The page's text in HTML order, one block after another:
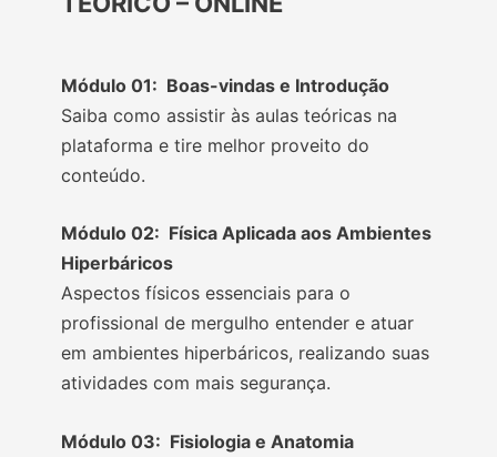
Módulo 01: Boas-vindas e Introdução
Saiba como assistir às aulas teóricas na
plataforma e tire melhor proveito do
conteúdo.
Módulo 02: Física Aplicada aos Ambientes
Hiperbáricos
Aspectos físicos essenciais para o
profissional de mergulho entender e atuar
em ambientes hiperbáricos, realizando suas
atividades com mais segurança.
Módulo 03: Fisiologia e Anatomia